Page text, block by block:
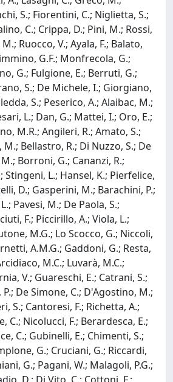
S.; Fiorentini, C.; Niglietta, S.;
C.; Crippa, D.; Pini, M.; Rossi,
Ruocco, V.; Ayala, F.; Balato,
G.F.; Monfrecola, G.;
G.; Fulgione, E.; Berruti, G.;
S.; De Michele, I.; Giorgiano,
S.; Peserico, A.; Alaibac, M.;
L.; Dan, G.; Mattei, I.; Oro, E.;
M.R.; Angileri, R.; Amato, S.;
Bellastro, R.; Di Nuzzo, S.; De
Borroni, G.; Cananzi, R.;
Stingeni, L.; Hansel, K.; Pierfelice,
D.; Gasperini, M.; Barachini, P.;
Pavesi, M.; De Paola, S.;
F.; Piccirillo, A.; Viola, L.;
M.G.; Lo Scocco, G.; Niccoli,
A.M.G.; Gaddoni, G.; Resta,
M.C.; Luvarà, M.C.;
V.; Guareschi, E.; Catrani, S.;
De Simone, C.; D'Agostino, M.;
S.; Cantoresi, F.; Richetta, A.;
C.; Nicolucci, F.; Berardesca, E.;
C.; Gubinelli, E.; Chimenti, S.;
G.; Cruciani, G.; Riccardi,
G.; Pagani, W.; Malagoli, P.G.;